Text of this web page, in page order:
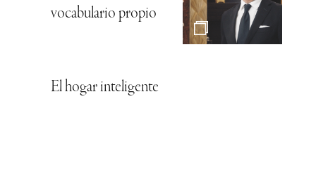
vocabulario propio
El hogar inteligente